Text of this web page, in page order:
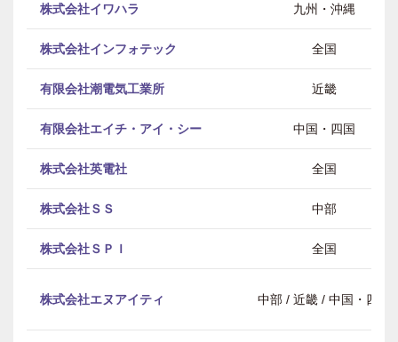
株式会社イワハラ 九州・沖縄
株式会社インフォテック 全国
有限会社潮電気工業所 近畿
有限会社エイチ・アイ・シー 中国・四国
株式会社英電社 全国
株式会社ＳＳ 中部
株式会社ＳＰＩ 全国
株式会社エヌアイティ 中部 / 近畿 / 中国・四国